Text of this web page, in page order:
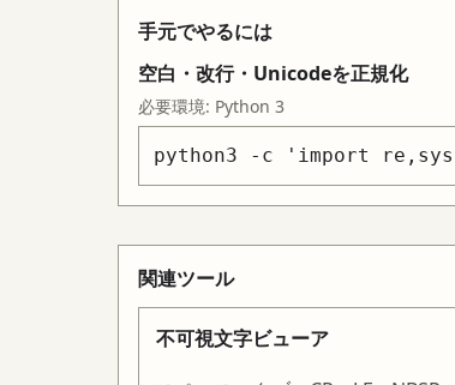
手元でやるには
空白・改行・Unicodeを正規化
必要環境: Python 3
python3 -c 'import
関連ツール
不可視文字ビューア